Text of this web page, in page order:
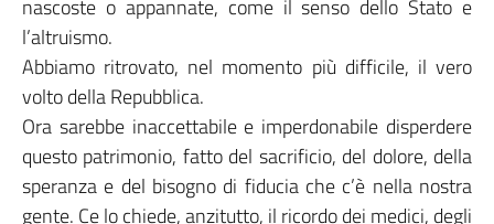
nascoste o appannate, come il senso dello Stato e
l’altruismo.
Abbiamo ritrovato, nel momento più difficile, il vero
volto della Repubblica.
Ora sarebbe inaccettabile e imperdonabile disperdere
questo patrimonio, fatto del sacrificio, del dolore, della
speranza e del bisogno di fiducia che c’è nella nostra
gente. Ce lo chiede, anzitutto, il ricordo dei medici, degli